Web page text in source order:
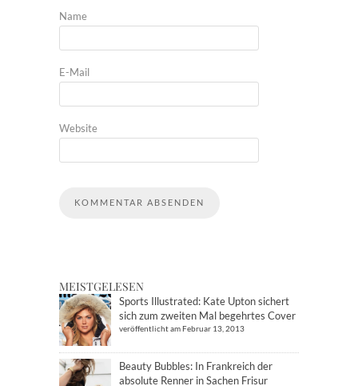
Name
E-Mail
Website
MEISTGELESEN
Sports Illustrated: Kate Upton sichert
sich zum zweiten Mal begehrtes Cover
veröffentlicht am Februar 13, 2013
Beauty Bubbles: In Frankreich der
absolute Renner in Sachen Frisur